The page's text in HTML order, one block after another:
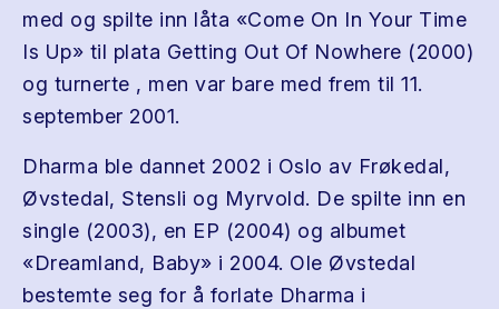
med og spilte inn låta «Come On In Your Time
Is Up» til plata Getting Out Of Nowhere (2000)
og turnerte , men var bare med frem til 11.
september 2001.
Dharma ble dannet 2002 i Oslo av Frøkedal,
Øvstedal, Stensli og Myrvold. De spilte inn en
single (2003), en EP (2004) og albumet
«Dreamland, Baby» i 2004. Ole Øvstedal
bestemte seg for å forlate Dharma i